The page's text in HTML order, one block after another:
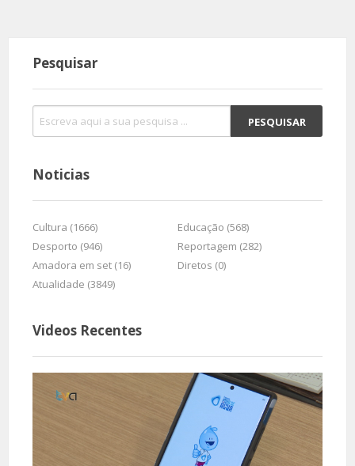
Pesquisar
Noticias
Cultura (1666)
Educação (568)
Desporto (946)
Reportagem (282)
Amadora em set (16)
Diretos (0)
Atualidade (3849)
Videos Recentes